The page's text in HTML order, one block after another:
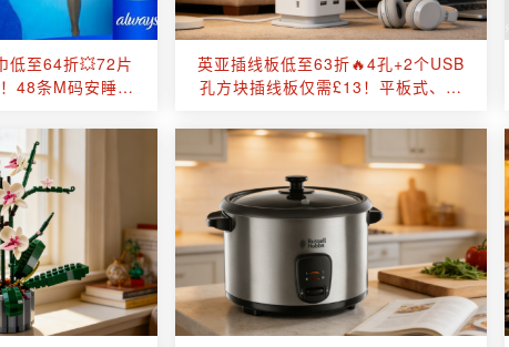
低至64折💥72片
48条M码安睡裤
英亚插线板低至63折🔥4孔+2个USB
孔方块插线板仅需£13！平板式、塔